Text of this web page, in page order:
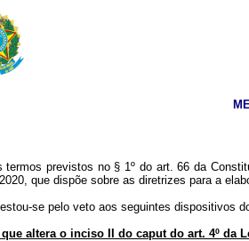
previstos no § 1º do art. 66 da
que dispõe sobre as diretrizes para a
se pelo veto aos seguintes dispositivos
altera o inciso II do caput do art. 4º da